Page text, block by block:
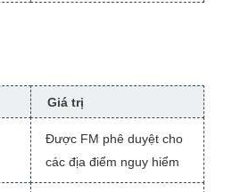
Giá trị
Được FM phê duyệt cho
các địa điểm nguy hiểm